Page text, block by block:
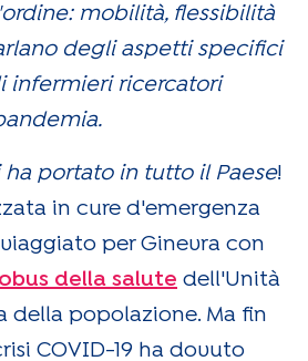
mobilità, flessibilità
degli aspetti specifici
infermieri ricercatori
ha portato in tutto il Paese!
in cure d'emergenza
viaggiato per Ginevra con
della salute dell'Unità
della popolazione. Ma fin
COVID-19 ha dovuto